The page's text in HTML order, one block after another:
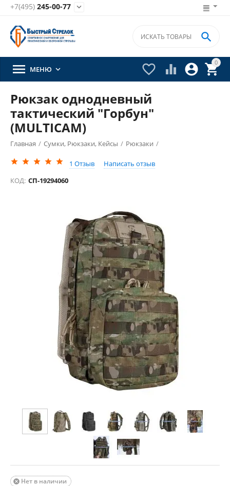
+7(495) 245-00-77 
0


 

 МЕНЮ 
Рюкзак однодневный
тактический "Горбун"
(MULTICAM)
Главная / Сумки, Рюкзаки, Кейсы / Рюкзаки /
1 Отзыв
Написать отзыв
КОД: СП-19294060
Нет в наличии
